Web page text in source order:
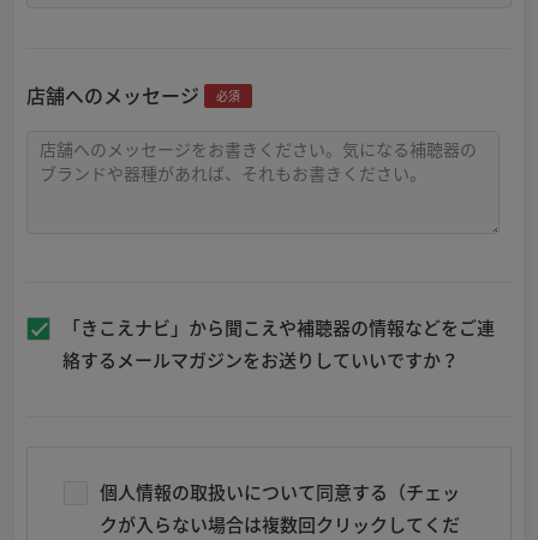
店舗へのメッセージ 必須
「きこえナビ」から聞こえや補聴器の情報などをご連
絡するメールマガジンをお送りしていいですか？
個人情報の取扱いについて同意する（チェッ
クが入らない場合は複数回クリックしてくだ